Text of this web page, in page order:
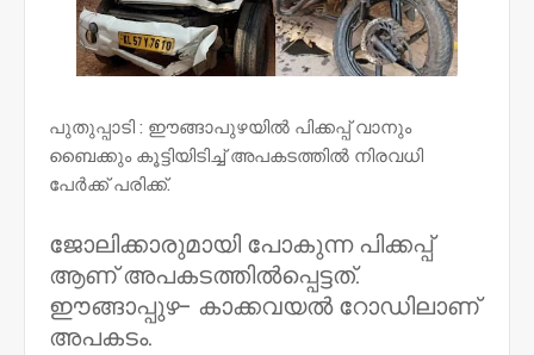
പുതുപ്പാടി : ഈങ്ങാപുഴയിൽ പിക്കപ്പ് വാനും
ബൈക്കും കൂട്ടിയിടിച്ച് അപകടത്തിൽ നിരവധി
പേർക്ക് പരിക്ക്.
ജോലിക്കാരുമായി പോകുന്ന പിക്കപ്പ്
ആണ് അപകടത്തിൽപ്പെട്ടത്.
ഈങ്ങാപ്പുഴ- കാക്കവയൽ റോഡിലാണ്
അപകടം.